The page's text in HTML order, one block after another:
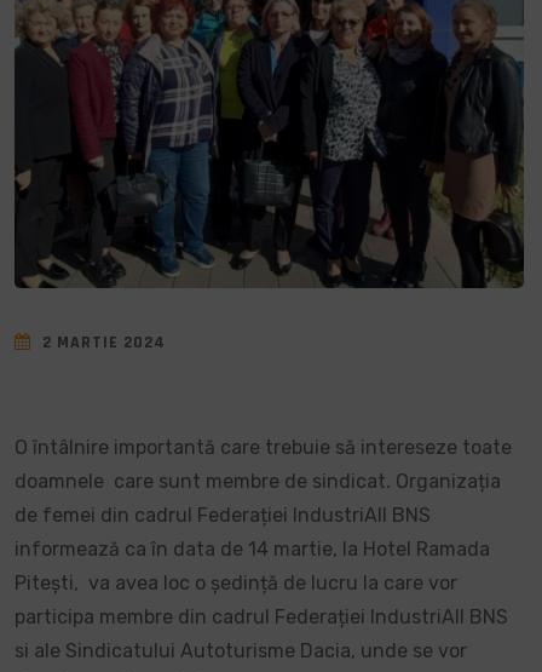
2 MARTIE 2024
O întâlnire importantă care trebuie să intereseze toate
doamnele care sunt membre de sindicat. Organizația
de femei din cadrul
Federației IndustriAll BNS
informează ca în data de 14 martie, la Hotel Ramada
Pitești, va avea loc o ședință de lucru la care vor
participa membre din cadrul Federației IndustriAll BNS
si ale Sindicatului Autoturisme Dacia, unde se vor